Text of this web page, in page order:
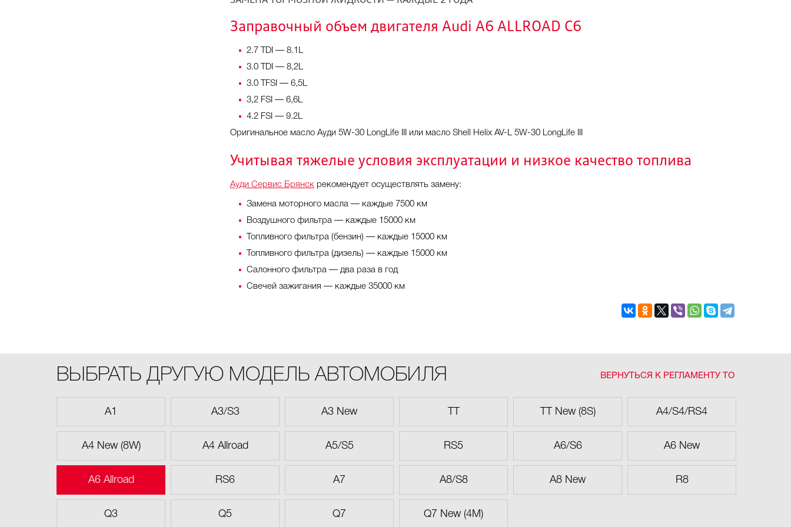
Заправочный объем двигателя Audi A6 ALLROAD C6
2.7 TDI — 8.1L
3.0 TDI — 8,2L
3.0 TFSI — 6,5L
3,2 FSI — 6,6L
4.2 FSI — 9.2L
Оригинальное масло Ауди 5W-30 LongLife III или масло Shell Helix AV-L 5W-30 LongLife III
Учитывая тяжелые условия эксплуатации и низкое качество топлива
Ауди Сервис Брянск рекомендует осуществлять замену:
Замена моторного масла — каждые 7500 км
Воздушного фильтра — каждые 15000 км
Топливного фильтра (бензин) — каждые 15000 км
Топливного фильтра (дизель) — каждые 15000 км
Салонного фильтра — два раза в год
Свечей зажигания — каждые 35000 км
ВЫБРАТЬ ДРУГУЮ МОДЕЛЬ АВТОМОБИЛЯ ВЕРНУТЬСЯ К РЕГЛАМЕНТУ ТО
A1 A3/S3 A3 New TT New (8S) A4/S4/RS4
A4 New (8W) A4 Allroad A5/S5 RS5 A6/S6 A6 New
A6 Allroad RS6 A7 A8/S8 A8 New R8
Q3 Q5 Q7 Q7 New (4M)